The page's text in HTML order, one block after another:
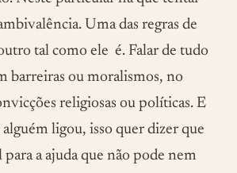
Uma das regras de
tal como ele é. Falar de tudo
barreiras ou moralismos, no
religiosas ou políticas. E
alguém ligou, isso quer dizer que
a ajuda que não pode nem